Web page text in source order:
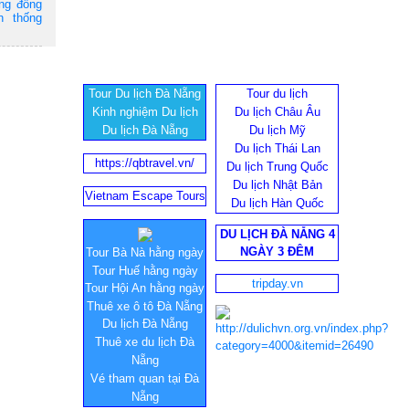
đồng
thống
Tour Du lịch Đà Nẵng
Kinh nghiệm Du lịch
Du lịch Đà Nẵng
Tour du lịch
Du lịch Châu Âu
Du lịch Mỹ
Du lịch Thái Lan
Du lịch Trung Quốc
Du lịch Nhật Bản
Du lịch Hàn Quốc
https://qbtravel.vn/
Vietnam Escape Tours
Tour Bà Nà hằng ngày
Tour Huế hằng ngày
Tour Hội An hằng ngày
Thuê xe ô tô Đà Nẵng
Du lịch Đà Nẵng
Thuê xe du lịch Đà
Nẵng
Vé tham quan tại Đà
Nẵng
DU LỊCH ĐÀ NẴNG 4
NGÀY 3 ĐÊM
tripday.vn